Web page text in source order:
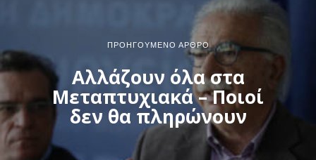
ΠΡΟΗΓΟΎΜΕΝΟ ΆΡΘΡΟ
Αλλάζουν όλα στα
Μεταπτυχιακά – Ποιοί
δεν θα πληρώνουν